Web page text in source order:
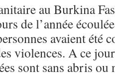
au Burkina
de l’année
avaient été
violences. A ce
sont sans abris ou